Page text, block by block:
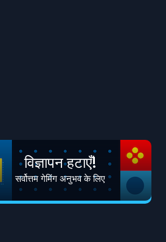
विज्ञापन हटाएँ!
सर्वोत्तम गेमिंग अनुभव के लिए